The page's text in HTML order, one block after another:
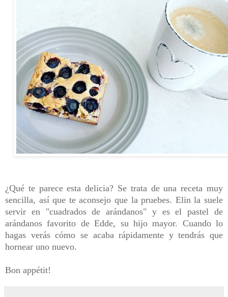
¿Qué te parece esta delicia? Se trata de una receta muy
sencilla, así que te aconsejo que la pruebes. Elin la suele
servir en "cuadrados de arándanos" y es el pastel de
arándanos favorito de Edde, su hijo mayor. Cuando lo
hagas verás cómo se acaba rápidamente y tendrás que
hornear uno nuevo.
Bon appétit!